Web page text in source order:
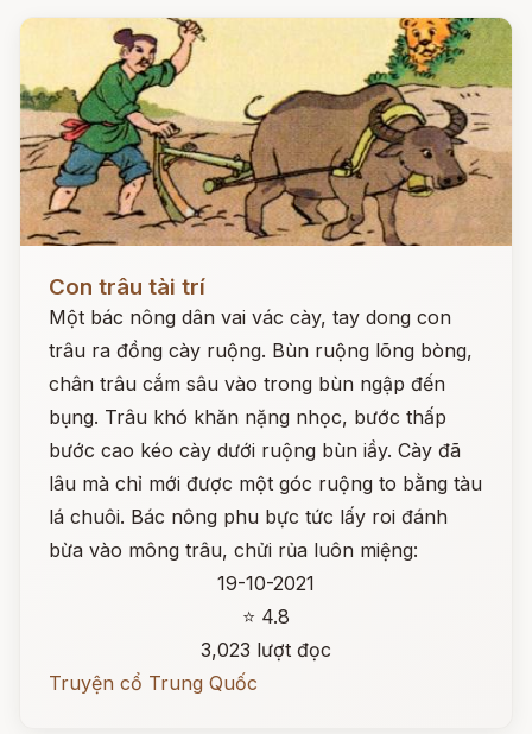
Con trâu tài trí
Một bác nông dân vai vác cày, tay dong con
trâu ra đồng cày ruộng. Bùn ruộng lõng bòng,
chân trâu cắm sâu vào trong bùn ngập đến
bụng. Trâu khó khăn nặng nhọc, bước thấp
bước cao kéo cày dưới ruộng bùn iầy. Cày đã
lâu mà chỉ mới được một góc ruộng to bằng tàu
lá chuôi. Bác nông phu bực tức lấy roi đánh
bừa vào mông trâu, chửi rủa luôn miệng:
19-10-2021
⭐ 4.8
3,023 lượt đọc
Truyện cổ Trung Quốc